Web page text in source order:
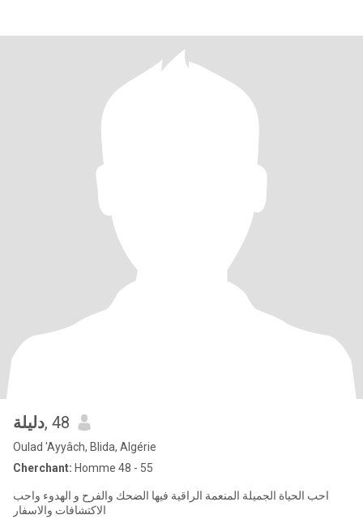
دليلة, 48
Oulad 'Ayyâch, Blida, Algérie
Cherchant: Homme 48 - 55
احب الحياة الجميلة المنعمة الراقية فيها الضحك والفرح و الهدوء واحب
الاكتشافات والاسفار